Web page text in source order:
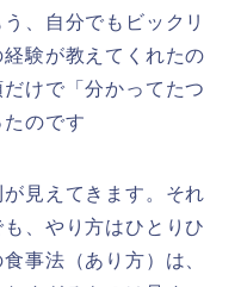
、自分でもビックリ
験が教えてくれたの
けで「分かってたつ
のです
見えてきます。それ
、やり方はひとりひ
事法（あり方）は、